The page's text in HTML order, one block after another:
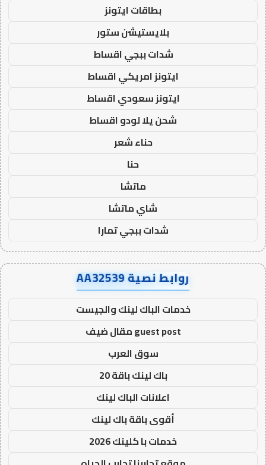
بطاقات ايتونز
بلايستيشن ستور
شدات ببجي اقساط
ايتونز امريكي اقساط
ايتونز سعودي اقساط
شحن يلا لودو اقساط
حناء شعر
حنا
ماتشا
شاي ماتشا
شدات ببجي تمارا
روابط نصية AA32539
خدمات الباك لينك والجيست
guest post مقال ضيف
سوق العرب
باك لينك باقة 20
اعلانات الباك لينك
أقوى باقة باك لينك
خدمات با كلينك 2026